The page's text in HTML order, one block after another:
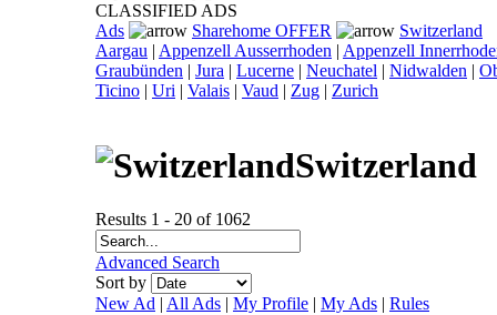
CLASSIFIED ADS
Ads
Sharehome OFFER
Switzerland
Aargau | Appenzell Ausserrhoden | Appenzell
Graubünden | Jura | Lucerne | Neuchatel | Nidwalden |
Ticino | Uri | Valais | Vaud | Zug | Zurich
Switzerland
Results 1 - 20 of 1062
Advanced Search
Sort by
New Ad | All Ads | My Profile | My Ads | Rules